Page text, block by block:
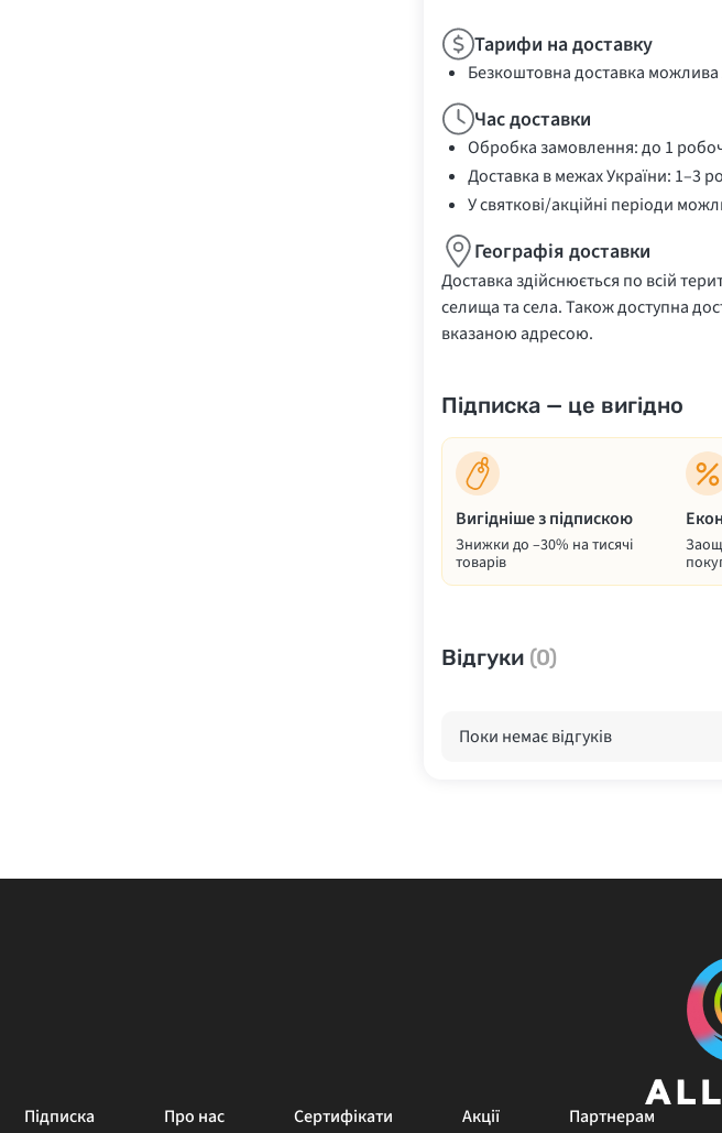
Тарифи на доставку
Безкоштовна доставка
Час доставки
Обробка замовлення: до 1
Доставка в межах України: 1–3
У святкові/акційні періоди
Географія доставки
Доставка здійснюється по всій
селища та села. Також доступна
вказаною адресою.
Підписка — це вигідно
Вигідніше з підпискою
Знижки до –30% на тисячі
товарів
Відгуки (0)
Поки немає відгуків
Підписка Про нас Сертифікати Акції Партнерам